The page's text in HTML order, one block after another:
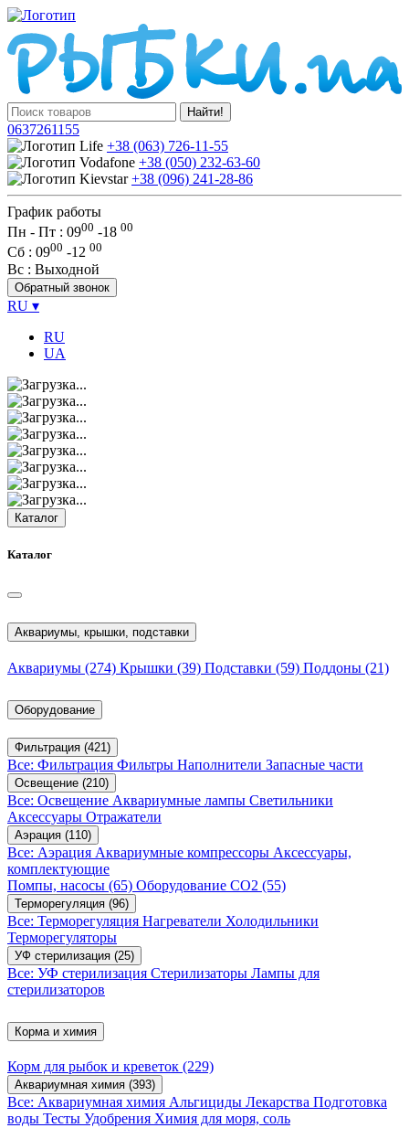
Найти!
0637261155
+38 (063) 726-11-55
+38 (050) 232-63-60
+38 (096) 241-28-86
График работы
Пн - Пт : 0900 -18 00
Сб : 0900 -12 00
Вс : Выходной
Обратный звонок
RU ▾
RU
UA
Каталог
Каталог
Аквариумы, крышки, подставки
Аквариумы (274) Крышки (39) Подставки (59) Поддоны (21)
Оборудование
Фильтрация (421)
Все: Фильтрация Фильтры Наполнители Запасные части
Освещение (210)
Все: Освещение Аквариумные лампы Светильники
Аксессуары Отражатели
Аэрация (110)
Все: Аэрация Аквариумные компрессоры Аксессуары,
комплектующие
Помпы, насосы (65) Оборудование CO2 (55)
Терморегуляция (96)
Все: Терморегуляция Нагреватели Холодильники
Терморегуляторы
УФ стерилизация (25)
Все: УФ стерилизация Стерилизаторы Лампы для
стерилизаторов
Корма и химия
Корм для рыбок и креветок (229)
Аквариумная химия (393)
Все: Аквариумная химия Альгициды Лекарства Подготовка
воды Тесты Удобрения Химия для моря, соль